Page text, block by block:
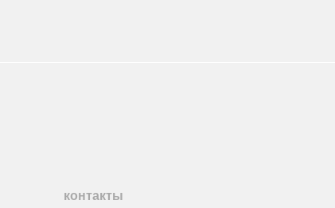
контакты